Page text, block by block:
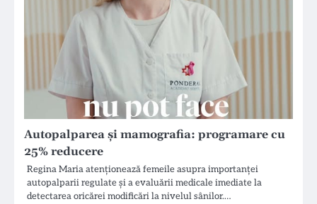
Autopalparea și mamografia: programare cu
25% reducere
Regina Maria atenționează femeile asupra importanței
autopalparii regulate și a evaluării medicale imediate la
detectarea oricărei modificări la nivelul sânilor.…